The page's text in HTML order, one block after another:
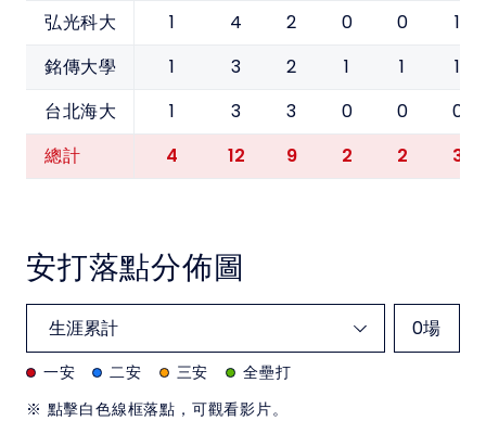
弘光科大 1 4 2 0 0 1
銘傳大學 1 3 2 1 1 1
台北海大 1 3 3 0 0 0
總計 4 12 9 2 2 3
安打落點分佈圖
0場
一安 二安 三安
全壘打
※ 點擊白色線框落點，可觀看影片。